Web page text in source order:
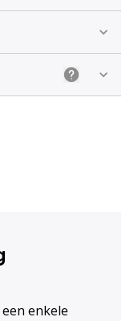
Uitleg:
enkele